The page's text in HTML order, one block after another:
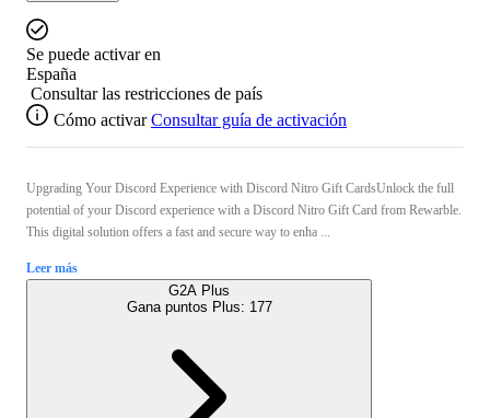
Se puede activar en
España
Consultar las restricciones de país
Cómo activar Consultar guía de activación
Upgrading Your Discord Experience with Discord Nitro Gift CardsUnlock the full
potential of your Discord experience with a Discord Nitro Gift Card from Rewarble.
This digital solution offers a fast and secure way to enha ...
Leer más
G2A Plus
Gana puntos Plus: 177